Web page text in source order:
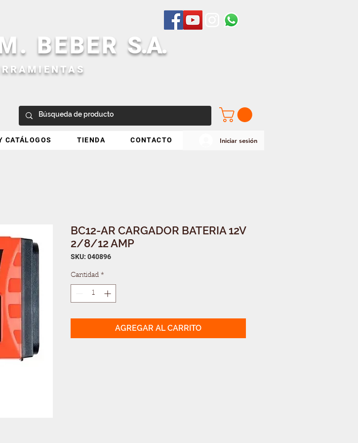
BEBER S.A.
CATÁLOGOS TIENDA CONTACTO Iniciar sesión
BC12-AR CARGADOR BATERIA 12V
2/8/12 AMP
SKU: 040896
Cantidad *
AGREGAR AL CARRITO